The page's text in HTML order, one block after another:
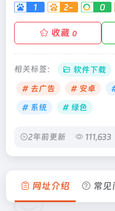
1 2- 0
收藏 0
相关标签： 软件下载
# 去广告
# 安卓
# 系统
# 绿色
2年前更新 111,633
网址介绍 常见